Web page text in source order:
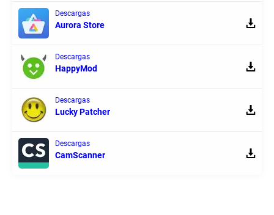
Descargas
Aurora Store
Descargas
HappyMod
Descargas
Lucky Patcher
Descargas
CamScanner